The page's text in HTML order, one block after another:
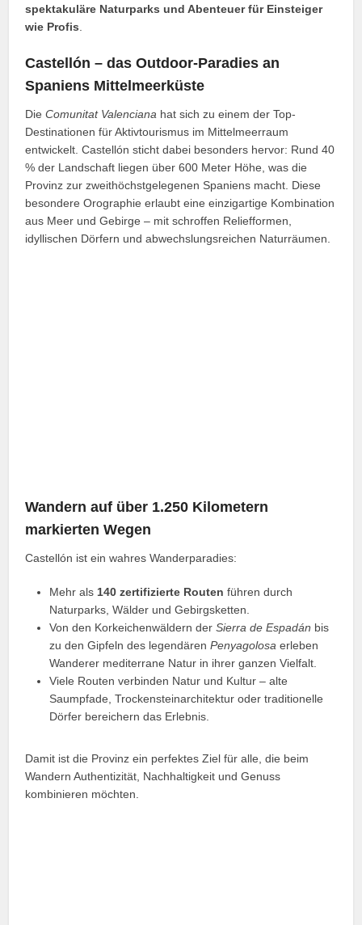
spektakuläre Naturparks und Abenteuer für Einsteiger
wie Profis
Castellón – das Outdoor-Paradies an
Spaniens Mittelmeerküste
DieComunitat Valenciana hat sich zu einem der Top-
Destinationen für Aktivtourismus im Mittelmeerraum
entwickelt. Castellón sticht dabei besonders hervor: Rund 40
% der Landschaft liegen über 600 Meter Höhe, was die
Provinz zur zweithöchstgelegenen Spaniens macht. Diese
besondere Orographie erlaubt eine einzigartige Kombination
aus Meer und Gebirge – mit schroffen Reliefformen,
idyllischen Dörfern und abwechslungsreichen Naturräumen.
Wandern auf über 1.250 Kilometern
markierten Wegen
Castellón ist ein wahres Wanderparadies:
Mehr als 140 zertifizierte Routen führen durch
Naturparks, Wälder und Gebirgsketten.
Von den Korkeichenwäldern derSierra de Espadán bis
zu den Gipfeln des legendärenPenyagolosa erleben
Wanderer mediterrane Natur in ihrer ganzen Vielfalt.
Viele Routen verbinden Natur und Kultur – alte
Saumpfade, Trockensteinarchitektur oder traditionelle
Dörfer bereichern das Erlebnis.
Damit ist die Provinz ein perfektes Ziel für alle, die beim
Wandern Authentizität, Nachhaltigkeit und Genuss
kombinieren möchten.